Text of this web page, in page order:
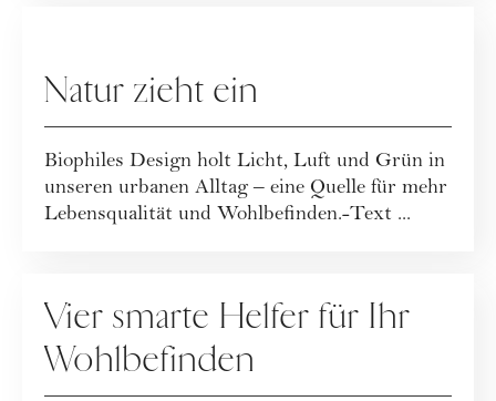
Natur zieht ein
Biophiles Design holt Licht, Luft und Grün in
unseren urbanen Alltag – eine Quelle für mehr
Lebensqualität und Wohlbefinden.-Text ...
Vier smarte Helfer für Ihr
Wohlbefinden